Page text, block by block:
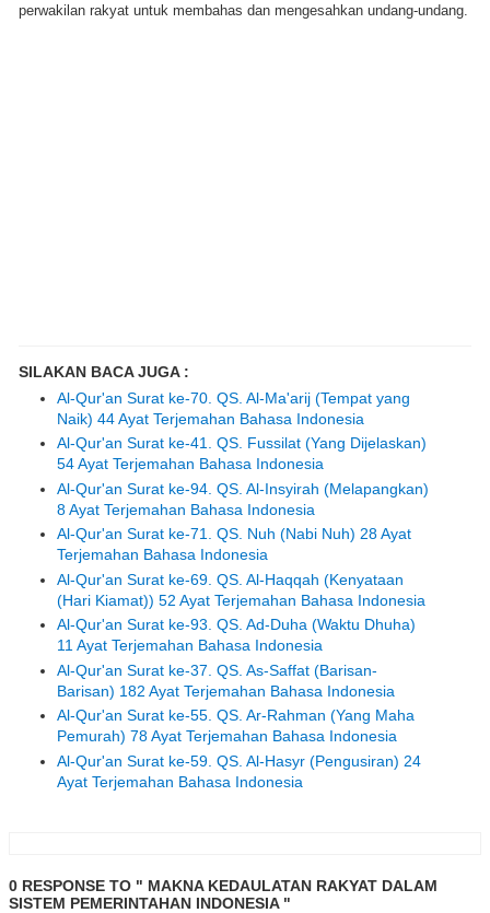
perwakilan rakyat untuk membahas dan mengesahkan undang-undang.
SILAKAN BACA JUGA :
Al-Qur'an Surat ke-70. QS. Al-Ma'arij (Tempat yang
Naik) 44 Ayat Terjemahan Bahasa Indonesia
Al-Qur'an Surat ke-41. QS. Fussilat (Yang Dijelaskan)
54 Ayat Terjemahan Bahasa Indonesia
Al-Qur'an Surat ke-94. QS. Al-Insyirah (Melapangkan)
8 Ayat Terjemahan Bahasa Indonesia
Al-Qur'an Surat ke-71. QS. Nuh (Nabi Nuh) 28 Ayat
Terjemahan Bahasa Indonesia
Al-Qur'an Surat ke-69. QS. Al-Haqqah (Kenyataan
(Hari Kiamat)) 52 Ayat Terjemahan Bahasa Indonesia
Al-Qur'an Surat ke-93. QS. Ad-Duha (Waktu Dhuha)
11 Ayat Terjemahan Bahasa Indonesia
Al-Qur'an Surat ke-37. QS. As-Saffat (Barisan-
Barisan) 182 Ayat Terjemahan Bahasa Indonesia
Al-Qur'an Surat ke-55. QS. Ar-Rahman (Yang Maha
Pemurah) 78 Ayat Terjemahan Bahasa Indonesia
Al-Qur'an Surat ke-59. QS. Al-Hasyr (Pengusiran) 24
Ayat Terjemahan Bahasa Indonesia
0 RESPONSE TO " MAKNA KEDAULATAN RAKYAT DALAM
SISTEM PEMERINTAHAN INDONESIA "